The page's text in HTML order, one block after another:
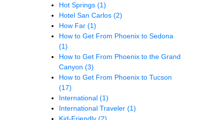
Hot Springs (1)
Hotel San Carlos (2)
How Far (1)
How to Get From Phoenix to Sedona
(1)
How to Get From Phoenix to the Grand
Canyon (3)
How to Get From Phoenix to Tucson
(17)
International (1)
International Traveler (1)